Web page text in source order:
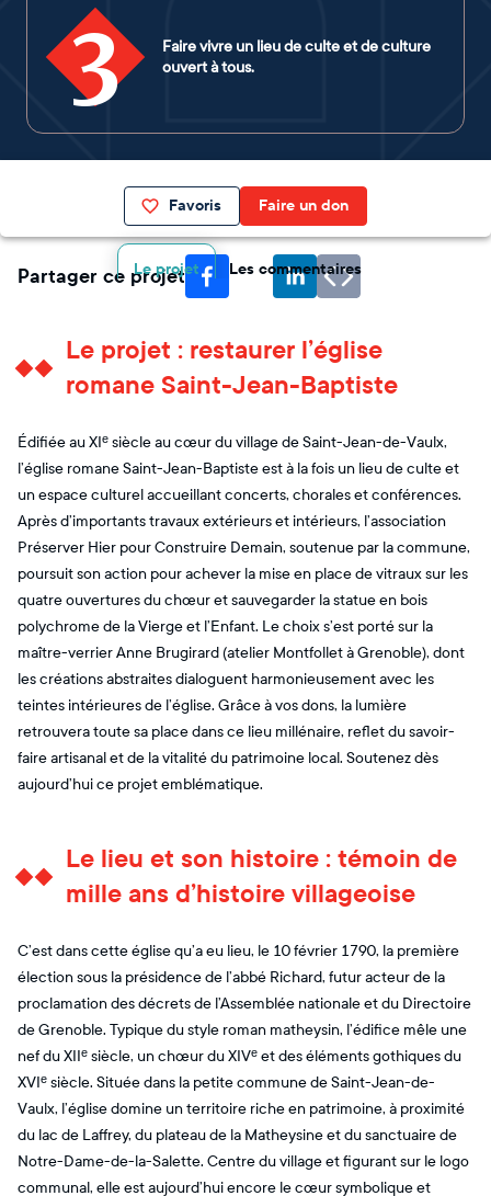
3
Faire vivre un lieu de culte et de culture
ouvert à tous.
Favoris Faire un don
Le projet Les commentaires
Partager ce projet
Le projet : restaurer l’église
romane Saint-Jean-Baptiste
Édifiée au XIᵉ siècle au cœur du village de Saint-Jean-de-Vaulx,
l’église romane Saint-Jean-Baptiste est à la fois un lieu de culte et
un espace culturel accueillant concerts, chorales et conférences.
Après d’importants travaux extérieurs et intérieurs, l’association
Préserver Hier pour Construire Demain, soutenue par la commune,
poursuit son action pour achever la mise en place de vitraux sur les
quatre ouvertures du chœur et sauvegarder la statue en bois
polychrome de la Vierge et l’Enfant. Le choix s’est porté sur la
maître-verrier Anne Brugirard (atelier Montfollet à Grenoble), dont
les créations abstraites dialoguent harmonieusement avec les
teintes intérieures de l’église. Grâce à vos dons, la lumière
retrouvera toute sa place dans ce lieu millénaire, reflet du savoir-
faire artisanal et de la vitalité du patrimoine local. Soutenez dès
aujourd’hui ce projet emblématique.
Le lieu et son histoire : témoin de
mille ans d’histoire villageoise
C’est dans cette église qu’a eu lieu, le 10 février 1790, la première
élection sous la présidence de l’abbé Richard, futur acteur de la
proclamation des décrets de l’Assemblée nationale et du Directoire
de Grenoble. Typique du style roman matheysin, l’édifice mêle une
nef du XIIᵉ siècle, un chœur du XIVᵉ et des éléments gothiques du
XVIᵉ siècle. Située dans la petite commune de Saint-Jean-de-
Vaulx, l’église domine un territoire riche en patrimoine, à proximité
du lac de Laffrey, du plateau de la Matheysine et du sanctuaire de
Notre-Dame-de-la-Salette. Centre du village et figurant sur le logo
communal, elle est aujourd’hui encore le cœur symbolique et